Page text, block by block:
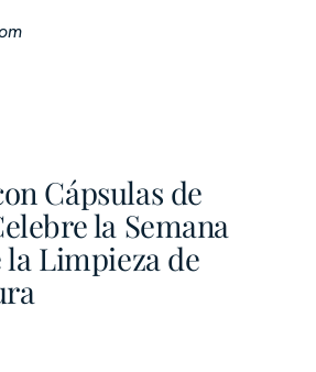
Cápsulas de
la Semana
la Limpieza de